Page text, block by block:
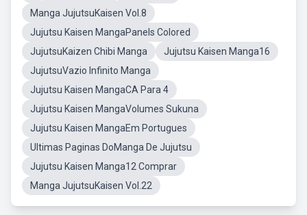
Manga JujutsuKaisen Vol.8
Jujutsu Kaisen MangaPanels Colored
JujutsuKaizen Chibi Manga
Jujutsu Kaisen Manga16
JujutsuVazio Infinito Manga
Jujutsu Kaisen MangaCA Para 4
Jujutsu Kaisen MangaVolumes Sukuna
Jujutsu Kaisen MangaEm Portugues
Ultimas Paginas DoManga De Jujutsu
Jujutsu Kaisen Manga12 Comprar
Manga JujutsuKaisen Vol.22